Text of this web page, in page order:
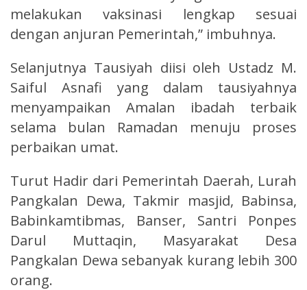
melakukan vaksinasi lengkap sesuai
dengan anjuran Pemerintah,” imbuhnya.
Selanjutnya Tausiyah diisi oleh Ustadz M.
Saiful Asnafi yang dalam tausiyahnya
menyampaikan Amalan ibadah terbaik
selama bulan Ramadan menuju proses
perbaikan umat.
Turut Hadir dari Pemerintah Daerah, Lurah
Pangkalan Dewa, Takmir masjid, Babinsa,
Babinkamtibmas, Banser, Santri Ponpes
Darul Muttaqin, Masyarakat Desa
Pangkalan Dewa sebanyak kurang lebih 300
orang.